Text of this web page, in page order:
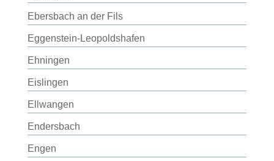
Ebersbach an der Fils
Eggenstein-Leopoldshafen
Ehningen
Eislingen
Ellwangen
Endersbach
Engen